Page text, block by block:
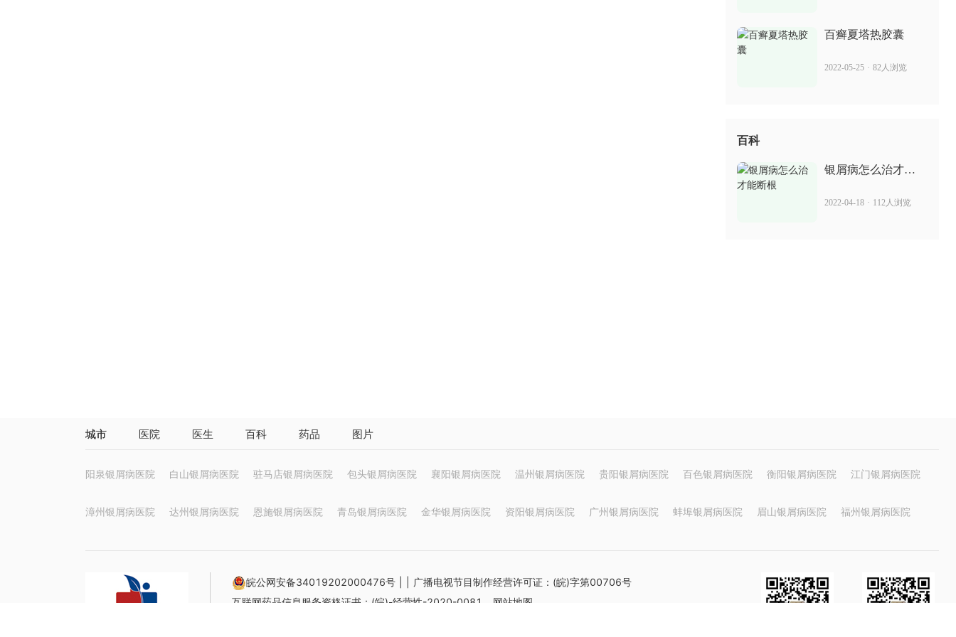
百癣夏塔热胶囊
2022-05-25 · 82人浏览
百科
银屑病怎么治才能
2022-04-18 · 112人浏览
城市 医院 医生 百科 药品 图片
阳泉银屑病医院 白山银屑病医院 驻马店银屑病医院 包头银屑病医院 襄阳银屑病医院 温州银屑病医院 贵阳银屑病医院 百色银屑病医院 衡阳银屑病医院 江门银屑病医院
漳州银屑病医院 达州银屑病医院 恩施银屑病医院 青岛银屑病医院 金华银屑病医院 资阳银屑病医院 广州银屑病医院 蚌埠银屑病医院 眉山银屑病医院 福州银屑病医院
皖公网安备34019202000476号
| 广播电视节目制作经营许可证：(皖)字第00706号
互联网药品信息服务资格证书：(皖)-经营性-2020-0081
网站地图